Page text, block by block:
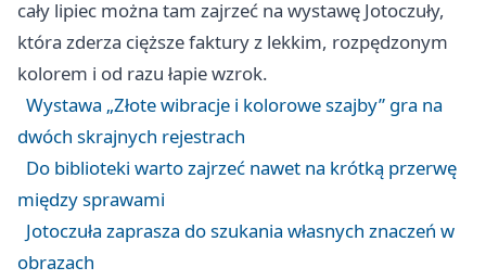
cały lipiec można tam zajrzeć na wystawę Jotoczuły,
która zderza cięższe faktury z lekkim, rozpędzonym
kolorem i od razu łapie wzrok.
Wystawa „Złote wibracje i kolorowe szajby” gra na
dwóch skrajnych rejestrach
Do biblioteki warto zajrzeć nawet na krótką przerwę
między sprawami
Jotoczuła zaprasza do szukania własnych znaczeń w
obrazach